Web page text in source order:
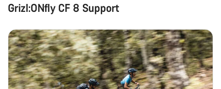
Grizl:ONfly CF 8 Support